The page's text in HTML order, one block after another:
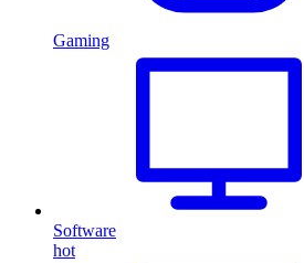
Gaming
Software
hot